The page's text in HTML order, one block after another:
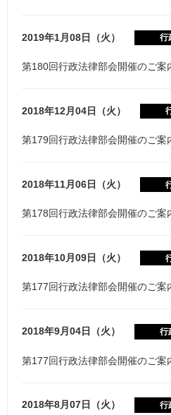
2019年1月08日（火） 行
第180回行政法律部会開催のご案
2018年12月04日（火）
第179回行政法律部会開催のご案
2018年11月06日（火）
第178回行政法律部会開催のご案
2018年10月09日（火）
第177回行政法律部会開催のご案
2018年9月04日（火） 行
第177回行政法律部会開催のご
2018年8月07日（火） 行